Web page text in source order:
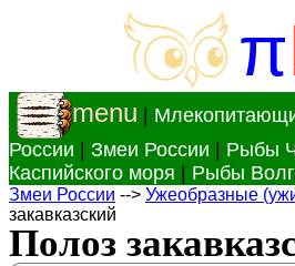
π
menu
России
Змеи России Рыбы
Каспийского моря
Рыбы
Змеи России --> Ужеобразные
закавказский
Полоз